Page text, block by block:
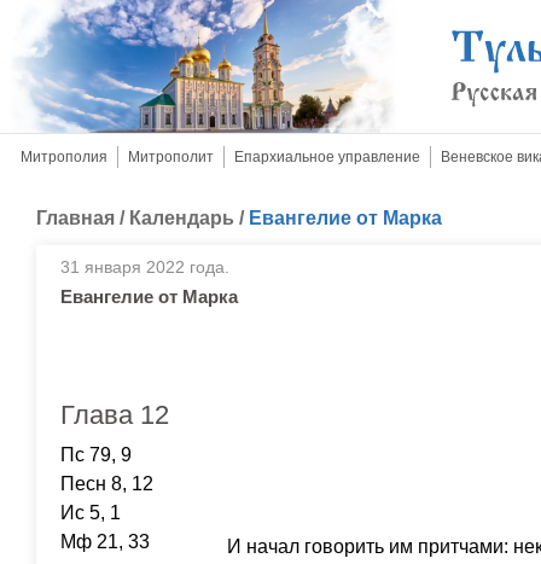
Митрополия Митрополит Епархиальное управление Веневское
Главная / Календарь / Евангелие от Марка
31 января 2022 года.
Евангелие от Марка
Глава 12
Пс 79, 9
Песн 8, 12
Ис 5, 1
Мф 21, 33
И начал говорить им притчами: